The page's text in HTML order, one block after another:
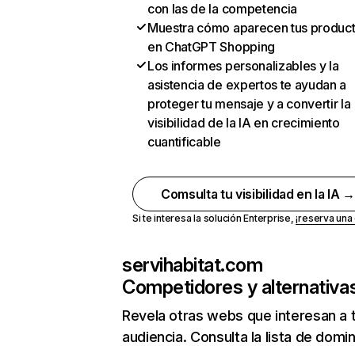
con las de la competencia
Muestra cómo aparecen tus
en ChatGPT Shopping
Los informes personalizables y la
asistencia de expertos te ayudan a
proteger tu mensaje y a convertir la
visibilidad de la IA en crecimiento
cuantificable
Comsulta tu visibilidad en la IA →
Si te interesa la solución Enterprise,¡reserva
servihabitat.com
Competidores y
Revela otras webs que interesan a
audiencia. Consulta la lista de